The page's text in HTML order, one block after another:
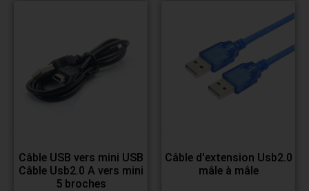
Câble USB vers mini USB
Câble Usb2.0 A vers mini
5 broches
Câble d'extension Usb2.0
mâle à mâle